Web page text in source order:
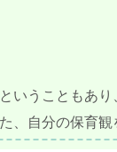
うこともあ
自分の保育